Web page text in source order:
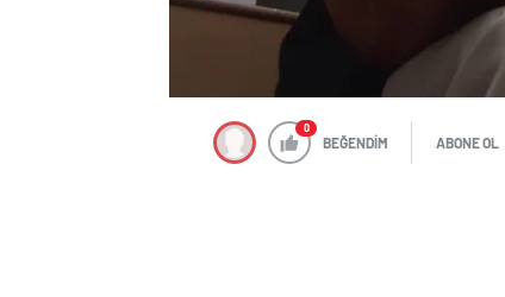
0
BEĞENDİM ABONE OL